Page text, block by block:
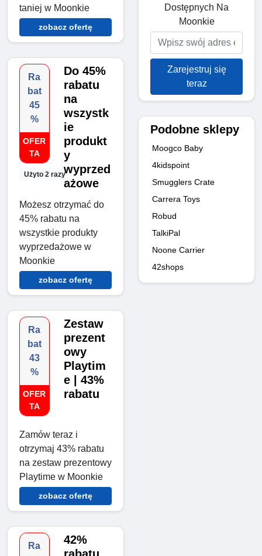
taniej w Moonkie
zobacz ofertę
Ra
bat
45
%
OFER
TA
Użyto 2 razy
Do 45%
rabatu
na
wszystk
ie
produkt
y
wyprzed
ażowe
Możesz otrzymać do
45% rabatu na
wszystkie produkty
wyprzedażowe w
Moonkie
zobacz ofertę
Ra
bat
43
%
OFER
TA
Zestaw
prezent
owy
Playtim
e | 43%
rabatu
Zamów teraz i
otrzymaj 43% rabatu
na zestaw prezentowy
Playtime w Moonkie
zobacz ofertę
Ra
42%
Dostępnych Na
Moonkie
Zarejestruj się
teraz
Podobne sklepy
Moogco Baby
4kidspoint
Smugglers Crate
Carrera Toys
Robud
TalkiPal
Noone Carrier
42shops